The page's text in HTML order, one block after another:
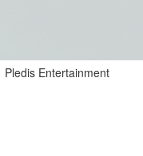
Entertainment